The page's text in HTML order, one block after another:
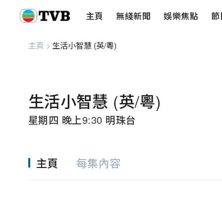
主頁 無綫新聞 娛樂焦點
無綫新聞 娛樂焦點 節目重溫 健康生活愛心基金藝人串流
主頁 > 生活小智慧 (英/粵)
生活小智慧 (英/粵)
星期四 晚上9:30 明珠台
主頁 每集內容